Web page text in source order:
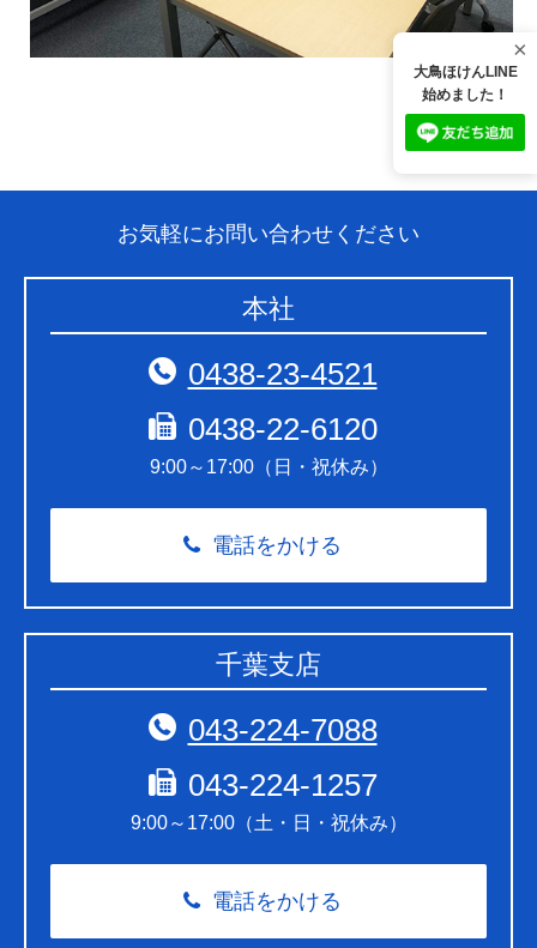
×
大鳥ほけんLINE
始めました！
お気軽にお問い合わせください
本社
0438-23-4521
0438-22-6120
9:00～17:00（日・祝休み）
電話をかける
千葉支店
043-224-7088
043-224-1257
9:00～17:00（土・日・祝休み）
電話をかける